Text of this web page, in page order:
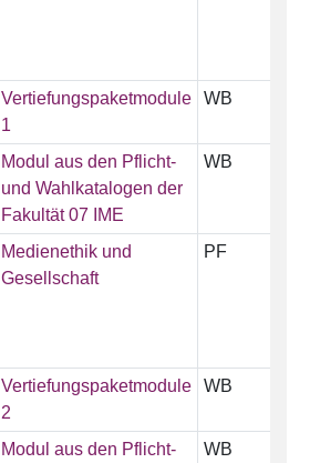
Vertiefungspaketmodule
1
WB
Modul aus den Pflicht-
und Wahlkatalogen der
Fakultät 07 IME
WB
Medienethik und
Gesellschaft
PF
Vertiefungspaketmodule
2
WB
Modul aus den Pflicht-
WB